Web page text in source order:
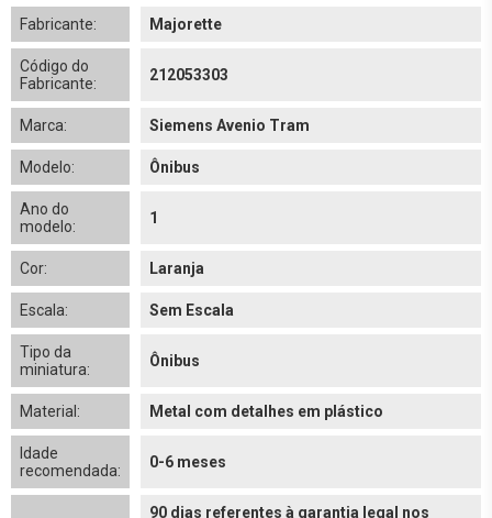
Fabricante: Majorette
Código do
Fabricante:
212053303
Marca: Siemens Avenio Tram
Modelo: Ônibus
Ano do
modelo:
1
Cor: Laranja
Escala: Sem Escala
Tipo da
miniatura:
Ônibus
Material: Metal com detalhes em plástico
Idade
recomendada:
0-6 meses
90 dias referentes à garantia legal nos